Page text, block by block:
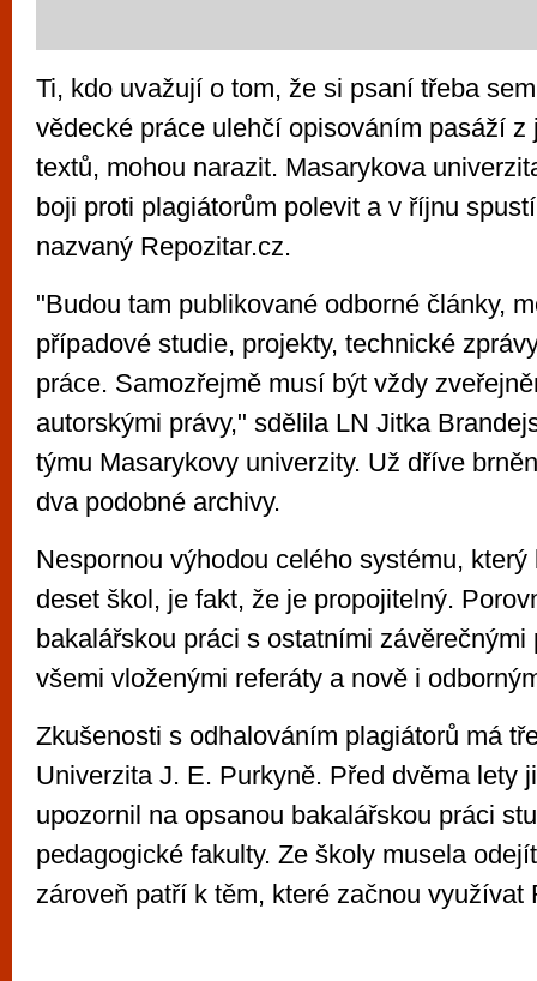
Ti, kdo uvažují o tom, že si psaní třeba
vědecké práce ulehčí opisováním pasáží z
textů, mohou narazit. Masarykova
boji proti plagiátorům polevit a v říjnu
nazvaný Repozitar.cz.
"Budou tam publikované odborné články,
případové studie, projekty, technické
práce. Samozřejmě musí být vždy
autorskými právy," sdělila LN Jitka
týmu Masarykovy univerzity. Už dříve
dva podobné archivy.
Nespornou výhodou celého systému,
deset škol, je fakt, že je propojitelný.
bakalářskou práci s ostatními závěrečnými
všemi vloženými referáty a nově i
Zkušenosti s odhalováním plagiátorů má
Univerzita J. E. Purkyně. Před dvěma lety
upozornil na opsanou bakalářskou práci
pedagogické fakulty. Ze školy musela
zároveň patří k těm, které začnou využívat